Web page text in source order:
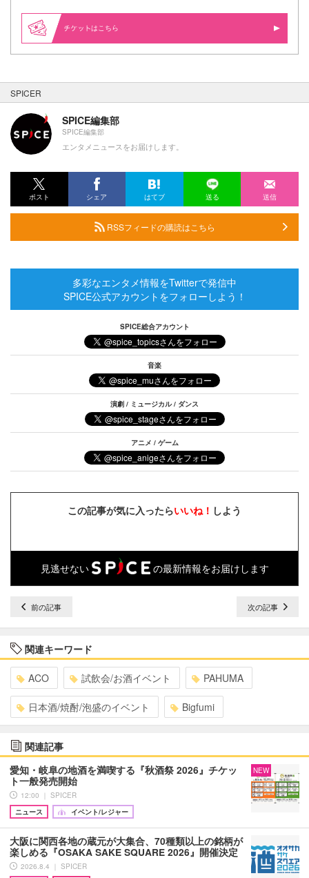
はこちら
SPICER
SPICE編集部
SPICE編集部
エンタメニュースをお届けします。
ポスト シェア はてブ 送る 送信
RSSフィードの購読はこちら
多彩なエンタメ情報をTwitterで発信中
SPICE公式アカウントをフォローしよう！
SPICE総合アカウント
音楽
演劇 / ミュージカル / ダンス
アニメ / ゲーム
この記事が気に入ったらいいね！ しよう
見逃せない の最新情報をお届けします
前の記事 次の記事
関連キーワード
ACO 試飲会/お酒イベント PAHUMA
日本酒/焼酎/泡盛のイベント Bigfumi
関連記事
愛知・岐阜の地酒を満喫する『秋酒祭 2026』チケッ
ト一般発売開始
12:00 ｜ SPICER
ニュース
イベント/レジャー
NEW
大阪に関西各地の蔵元が大集合、70種類以上の銘柄が
楽しめる『OSAKA SAKE SQUARE 2026』開催決定
2026.8.4 ｜ SPICER